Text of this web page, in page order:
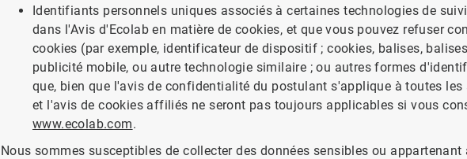
Identifiants personnels uniques associés à certaines technologies de
dans l'Avis d'Ecolab en matière de cookies, et que vous pouvez refuser
cookies (par exemple, identificateur de dispositif ; cookies, balises,
publicité mobile, ou autre technologie similaire ; ou autres formes
que, bien que l'avis de confidentialité du postulant s'applique à toutes
et l'avis de cookies affiliés ne seront pas toujours applicables si vous
www.ecolab.com.
Nous sommes susceptibles de collecter des données sensibles ou